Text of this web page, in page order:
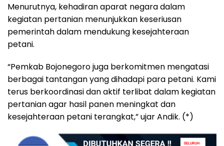
Menurutnya, kehadiran aparat negara dalam
kegiatan pertanian menunjukkan keseriusan
pemerintah dalam mendukung kesejahteraan
petani.
“Pemkab Bojonegoro juga berkomitmen mengatasi
berbagai tantangan yang dihadapi para petani. Kami
terus berkoordinasi dan aktif terlibat dalam kegiatan
pertanian agar hasil panen meningkat dan
kesejahteraan petani terangkat,” ujar Andik. (*)